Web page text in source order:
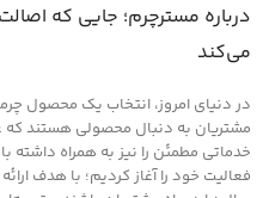
درباره مسترچرم؛ جایی که
می‌کند
در دنیای امروز، انتخاب یک محصول
مشتریان به دنبال محصولی هستند که
خدماتی مطمئن را نیز به همراه داشته
فعالیت خود را آغاز کردیم؛ با هدف